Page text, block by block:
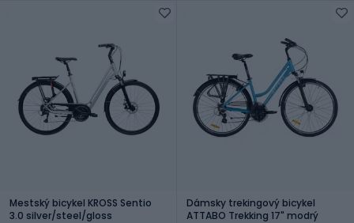
Mestský bicykel KROSS Sentio
3.0 silver/steel/gloss
Dámsky trekingový bicykel
ATTABO Trekking 17" modrý